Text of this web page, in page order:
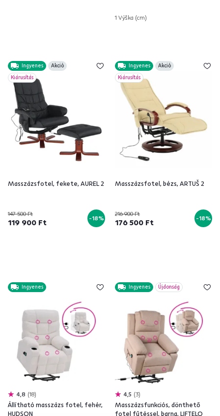
1 Výška (cm)
Ingyenes
Akció
Kiárusítás
Masszázsfotel, fekete, AUREL 2
147 500 Ft
119 900 Ft -18%
Ingyenes
Akció
Kiárusítás
Masszázsfotel, bézs, ARTUŠ 2
216 900 Ft
176 500 Ft -18%
Ingyenes
4,8 18
Állítható masszázs fotel, fehér,
HUDSON
Ingyenes Újdonság
4,5 3
Masszázsfunkciós, dönthető
fotel fűtéssel, barna, LIFTELO